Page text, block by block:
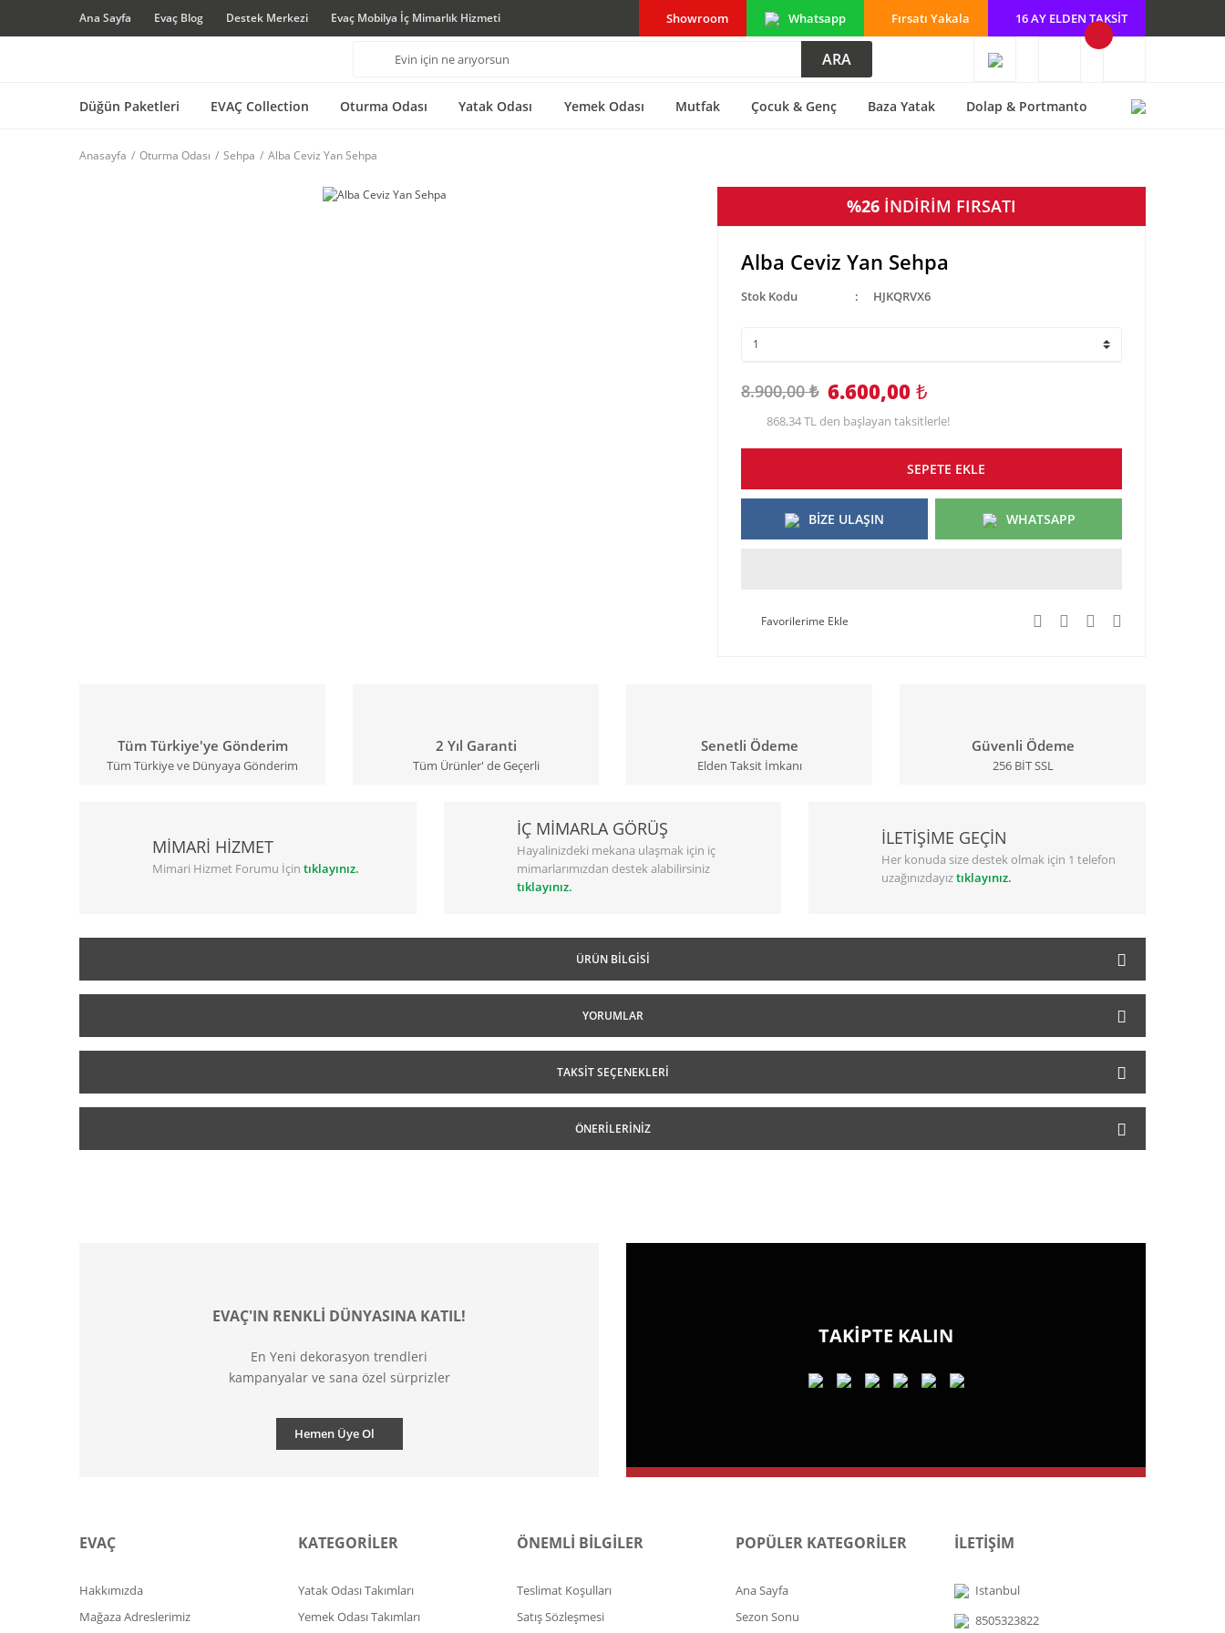
Ana Sayfa Evaç Blog Destek Merkezi Evaç Mobilya İç Mimarlık Hizmeti Showroom Whatsapp Fırsatı Yakala 16 AY ELDEN TAKSİT
ARA
Düğün Paketleri EVAÇ Collection Oturma Odası Yatak Odası Yemek Odası Mutfak Çocuk & Genç Baza Yatak Dolap & Portmanto
Anasayfa Oturma Odası Sehpa Alba Ceviz Yan Sehpa
%26 İNDİRİM FIRSATI
Alba Ceviz Yan Sehpa
Stok Kodu HJKQRVX6
8.900,00 ₺ 6.600,00 ₺
868,34 TL den başlayan taksitlerle!
SEPETE EKLE
BİZE ULAŞIN WHATSAPP
Tüm Türkiye'ye Gönderim
Tüm Türkiye ve Dünyaya Gönderim
2 Yıl Garanti
Tüm Ürünler' de Geçerli
Senetli Ödeme
Elden Taksit İmkanı
Güvenli Ödeme
256 BİT SSL
MİMARİ HİZMET
Mimari Hizmet Forumu İçin tıklayınız.
İÇ MİMARLA GÖRÜŞ
Hayalinizdeki mekana ulaşmak için iç
mimarlarımızdan destek alabilirsiniz
tıklayınız.
İLETİŞİME GEÇİN
Her konuda size destek olmak için 1 telefon
uzağınızdayıztıklayınız.
ÜRÜN BILGISI
YORUMLAR
TAKSIT SEÇENEKLERI
ÖNERILERINIZ
EVAÇ'IN RENKLİ DÜNYASINA KATIL!
En Yeni dekorasyon trendleri
kampanyalar ve sana özel sürprizler
Hemen Üye Ol
TAKİPTE KALIN
EVAÇ
Hakkımızda
Mağaza Adreslerimiz
KATEGORİLER
Yatak Odası Takımları
Yemek Odası Takımları
ÖNEMLİ BİLGİLER
Teslimat Koşulları
Satış Sözleşmesi
POPÜLER KATEGORİLER
Ana Sayfa
Sezon Sonu
İLETİŞİM
Istanbul
8505323822